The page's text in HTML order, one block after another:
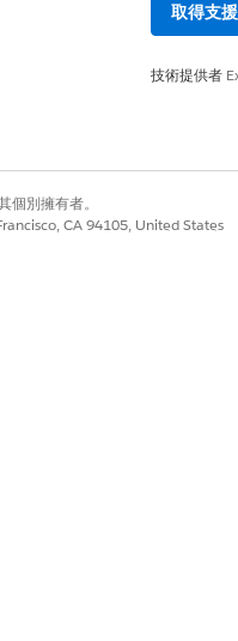
取得支援
技術提供者
別擁有者。
CA 94105, United States